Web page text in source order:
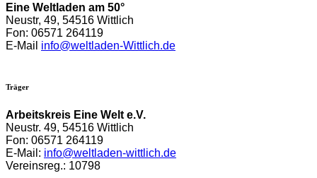
Eine Weltladen am 50°
Neustr, 49, 54516 Wittlich
Fon: 06571 264119
E-Mail info@weltladen-Wittlich.de
Träger
Arbeitskreis Eine Welt e.V.
Neustr. 49, 54516 Wittlich
Fon: 06571 264119
E-Mail: info@weltladen-wittlich.de
Vereinsreg.: 10798